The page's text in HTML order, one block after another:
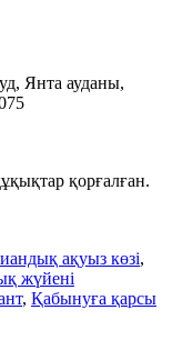
Янта ауданы,
қорғалған.
ақуыз көзі,
жүйені
, Қабынуға қарсы